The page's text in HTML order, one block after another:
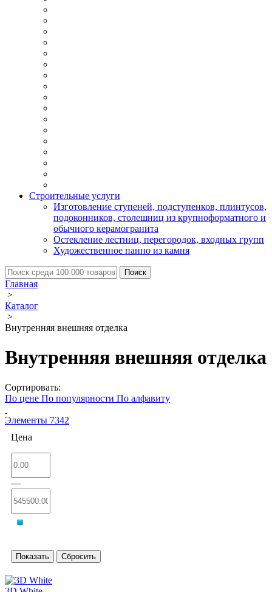
Строительные услуги
Изготовление ступеней, подступенков, плинтусов,
подоконников, столешниц из крупноформатного и
обычного керамогранита
Остекление лестниц, перегородок, входных групп
Художественное панно из камня
Главная
>
Каталог
>
Внутренняя внешняя отделка
Внутренняя внешняя отделка
Сортировать:
По цене По популярности По алфавиту
Элементы 7342
Цена
—